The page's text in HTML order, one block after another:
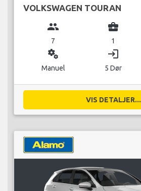
VOLKSWAGEN TOURAN
group
7
business_center
1
miscellaneous_services
Manuel
login
5 Dør
VIS DETALJER...